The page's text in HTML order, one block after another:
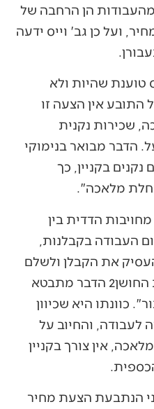
הן הרחבה של
ועל כן גב' וייס ידעה
טוענת שהיות ולא
אין הצעה זו
שכירות נקנית
הדבר מבואר בנימוקי
נקנים בקניין, כך
מלאכה".
הדדית בין
העבודה בקבלנות,
את הקבלן ולשלם
כפי שקבעו ביניהם. בקצות החושן2 הדבר מתבטא
כוונתו היא שכיוון
לעבודה, והחיוב על
אין צורך בקניין
הנתבעת הצעת מחיר